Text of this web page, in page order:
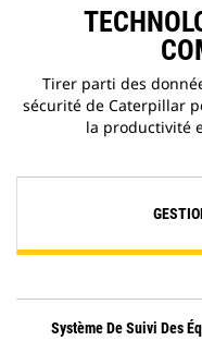
Tirer parti des
sécurité de Caterpillar
la productivité
Système De Suivi Des